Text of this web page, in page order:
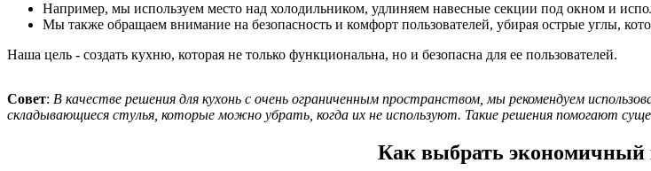
Например, мы используем место над холодильником, удлиняем навесные секции под окном и
Мы также обращаем внимание на безопасность и комфорт пользователей, убирая острые углы,
Наша цель - создать кухню, которая не только функциональна, но и безопасна для ее пользователей.
Совет: В качестве решения для кухонь с очень ограниченным пространством, мы рекомендуем
складывающиеся стулья, которые можно убрать, когда их не используют. Такие решения помогают
Как выбрать экономичный